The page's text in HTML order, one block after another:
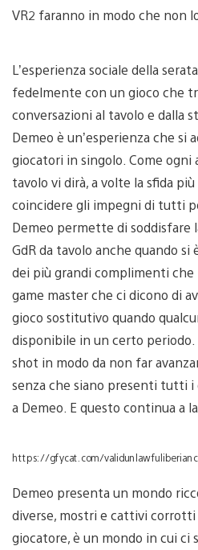
VR2 faranno in modo che non
L’esperienza sociale della
fedelmente con un gioco che
conversazioni al tavolo e dalla
Demeo è un’esperienza che si
giocatori in singolo. Come ogni
tavolo vi dirà, a volte la sfida
coincidere gli impegni di tutti
Demeo permette di soddisfare
GdR da tavolo anche quando
dei più grandi complimenti che
game master che ci dicono di
gioco sostitutivo quando
disponibile in un certo
shot in modo da non far
senza che siano presenti tutti i
a Demeo. E questo continua a
https://gfycat.com/
Demeo presenta un mondo
diverse, mostri e cattivi corrotti
giocatore, è un mondo in cui